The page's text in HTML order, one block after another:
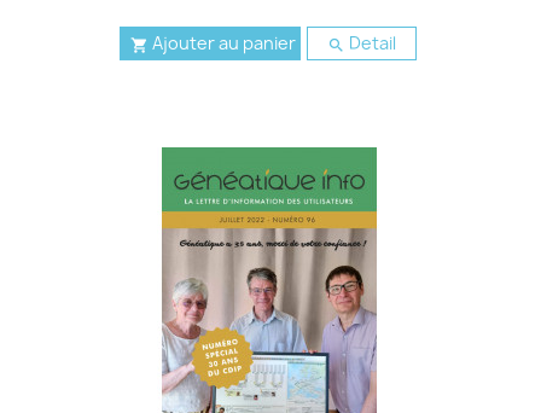
 Ajouter au panier  Detail